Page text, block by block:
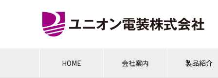
HOME 会社案内 製品紹介